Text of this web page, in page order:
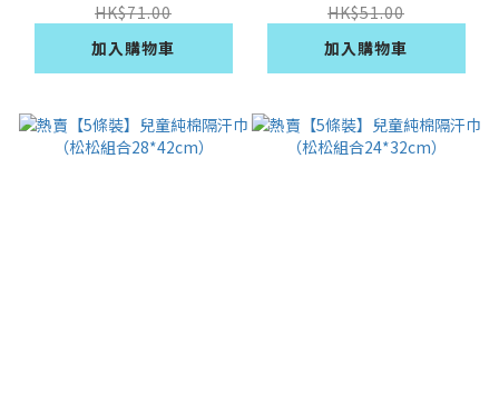
HK$71.00
加入購物車
HK$51.00
加入購物車